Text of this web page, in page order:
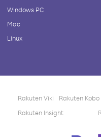
Windows PC
Mac
Linux
Rakuten Viki Rakuten Kobo
Rakuten Insight